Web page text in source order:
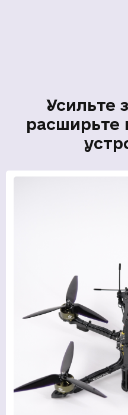
Усильте
расширьте